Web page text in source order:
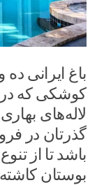
باغ ایرانی ده
کوشکی که در
لاله‌های
گذرتان در
باشد تا از
بوستان